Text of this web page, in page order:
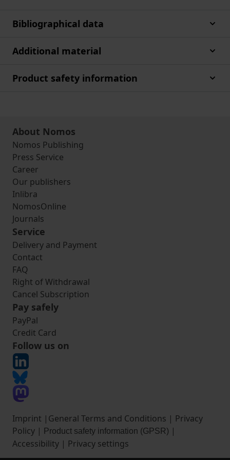
Bibliographical data
Additional material
Product safety information
About Nomos
Nomos Publishing
Press Service
Career
Our publishers
Inlibra
NomosOnline
Journals
Service
Delivery and Payment
Contact
FAQ
Right of Withdrawal
Cancel Subscription
Pay safely
PayPal
Credit Card
Follow us on
Imprint | General Terms and Conditions | Privacy
Policy | Product safety information (GPSR) |
Accessibility | Privacy settings